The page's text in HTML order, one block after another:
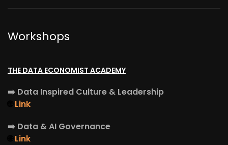
Workshops
THE DATA ECONOMIST ACADEMY
➡️ Data Inspired Culture & Leadership
Link
➡️ Data & AI Governance
Link